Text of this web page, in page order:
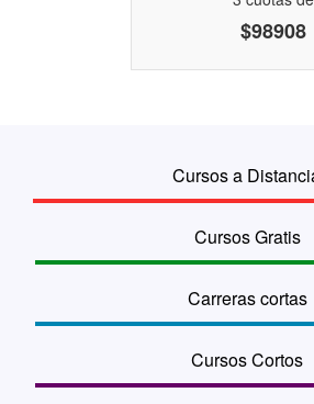
$98908
Cursos a
Cursos Gratis
Carreras cortas
Cursos Cortos